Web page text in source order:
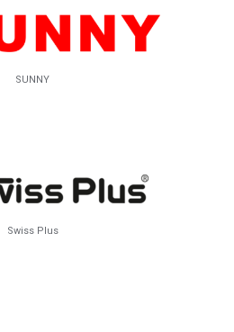
SUNNY
Swiss Plus